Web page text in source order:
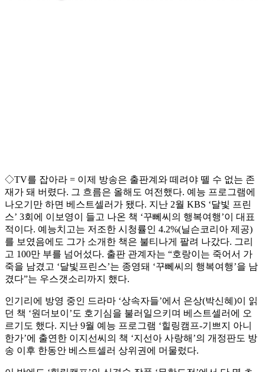
◇TV를 잡아라 = 이제 방송은 출판계와 떼려야 뗄 수 없는 존
재가 돼 버렸다. 그 흐름은 올해도 여전했다. 예능 프로그램에
나오기만 하면 베스트셀러가 됐다. 지난 2월 KBS ‘달빛 프린
스’ 3회에 이보영이 들고 나온 책 ‘꾸뻬씨의 행복여행’이 대표
적이다. 예능치고는 저조한 시청률인 4.2%(닐슨코리아 제공)
를 보였음에도 그가 소개한 책은 불티나게 팔려 나갔다. 그리
고 100만 부를 넘어섰다. 출판 관계자는 “호랑이는 죽어서 가
죽을 남겼고 ‘달빛프린스’는 종영돼 ‘꾸뻬씨의 행복여행’을 남
겼다”는 우스갯소리까지 했다.
인기리에 방영 중인 드라마 ‘상속자들’에서 은상(박신혜)이 읽
던 책 ‘원더보이’도 호기심을 불러일으키며 베스트셀러에 오
르기도 했다. 지난 9월 예능 프로그램 ‘힐링캠프-기쁘지 아니
한가’에 출연한 이지선씨의 책 ‘지선아 사랑해’의 개정판도 방
송 이후 한동안 베스트셀러 상위권에 머물렀다.